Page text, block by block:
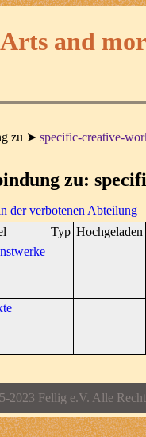
and
zu specific-creative-
zu:
der verbotenen Abteilung
Typ Hochgeladen
2023 Fellig e.V. Alle